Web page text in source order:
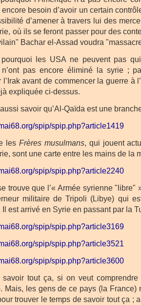
besoin d’avoir un certain
d’amener à travers lui des
où ils se feront passer pour des
Bachar el-Assad voudra
pourquoi les USA ne peuvent pas
n’ont pas encore éliminé la syrie ;
l’Irak avant de commencer la guerre à
expliquée ci-dessus.
savoir qu’Al-Qaïda est une
spip/spip.php?article1419
les Frères musulmans, qui jouent
sont une carte entre les mains de la
spip/spip.php?article2240
trouve que l’« Armée syrienne "libre"
militaire de Tripoli (Libye) qui
Il est arrivé en Syrie en passant par la
spip/spip.php?article3169
spip/spip.php?article3521
spip/spip.php?article3600
savoir tout ça, si on veut
Mais, les gens de ce pays (la France)
trouver le temps de savoir tout ça ;